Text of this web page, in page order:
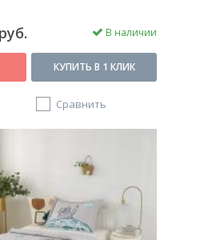
В наличии
КУПИТЬ В 1 КЛИК
Сравнить